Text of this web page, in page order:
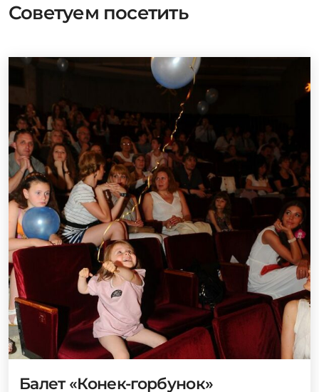
Советуем посетить
Балет «Конек-горбунок»